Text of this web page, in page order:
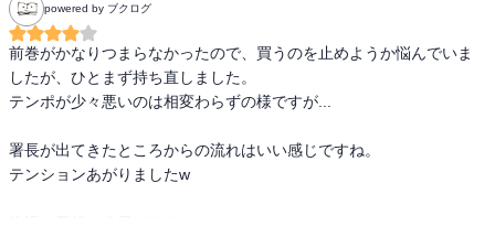
powered by ブクログ
前巻がかなりつまらなかったので、買うのを止めようか悩んでいま
したが、ひとまず持ち直しました。
テンポが少々悪いのは相変わらずの様ですが...
署長が出てきたところからの流れはいい感じですね。
テンションあがりましたw